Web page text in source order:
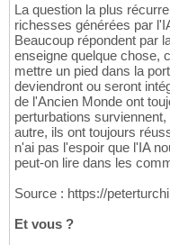
La question la plus
richesses générées par
Beaucoup répondent par
enseigne quelque chose,
mettre un pied dans la
deviendront ou seront
de l'Ancien Monde ont
perturbations
autre, ils ont toujours
n'ai pas l'espoir que l'IA
peut-on lire dans les
Source : https://
Et vous ?